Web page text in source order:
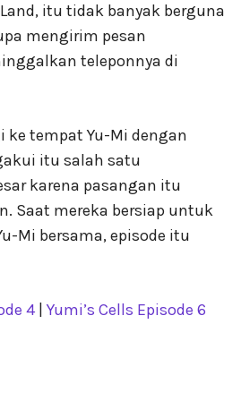
itu tidak banyak berguna
mengirim pesan
teleponnya di
ke tempat Yu-Mi dengan
itu salah satu
karena pasangan itu
Saat mereka bersiap untuk
Mi bersama, episode itu
4| Yumi’s Cells Episode 6